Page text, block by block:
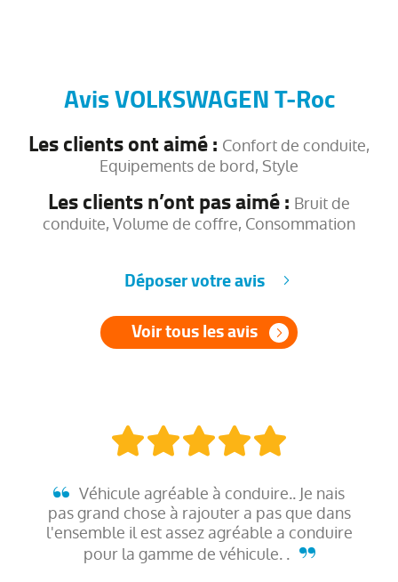
Avis VOLKSWAGEN T-Roc
Les clients ont aimé : Confort de conduite,
Equipements de bord, Style
Les clients n’ont pas aimé : Bruit de
conduite, Volume de coffre, Consommation
Déposer votre avis
Voir tous les avis
Véhicule agréable à conduire.. Je nais
pas grand chose à rajouter a pas que dans
l'ensemble il est assez agréable a conduire
pour la gamme de véhicule. .